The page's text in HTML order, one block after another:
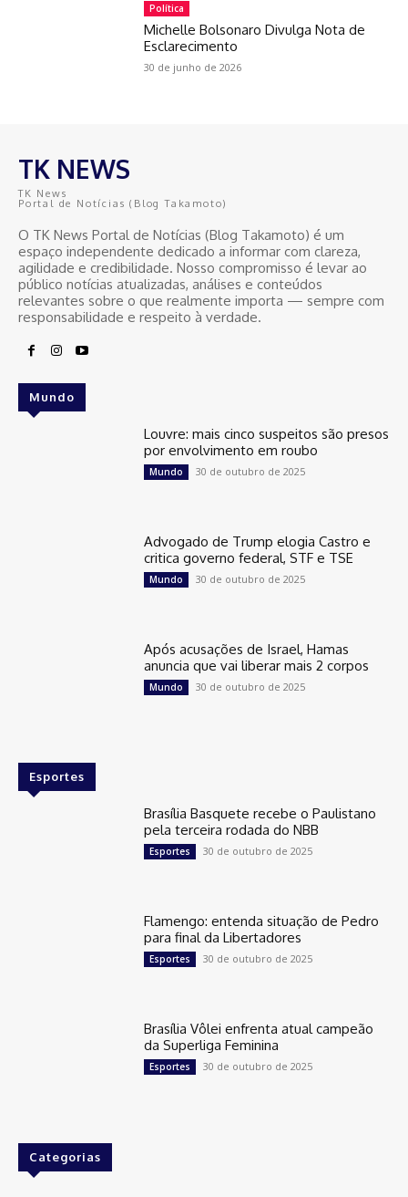
Política
Michelle Bolsonaro Divulga Nota de
Esclarecimento
30 de junho de 2026
TK NEWS
TK News
Portal de Notícias (Blog Takamoto)
O TK News Portal de Notícias (Blog Takamoto) é um
espaço independente dedicado a informar com clareza,
agilidade e credibilidade. Nosso compromisso é levar ao
público notícias atualizadas, análises e conteúdos
relevantes sobre o que realmente importa — sempre com
responsabilidade e respeito à verdade.
Mundo
Louvre: mais cinco suspeitos são presos
por envolvimento em roubo
Mundo 30 de outubro de 2025
Advogado de Trump elogia Castro e
critica governo federal, STF e TSE
Mundo 30 de outubro de 2025
Após acusações de Israel, Hamas
anuncia que vai liberar mais 2 corpos
Mundo 30 de outubro de 2025
Esportes
Brasília Basquete recebe o Paulistano
pela terceira rodada do NBB
Esportes 30 de outubro de 2025
Flamengo: entenda situação de Pedro
para final da Libertadores
Esportes 30 de outubro de 2025
Brasília Vôlei enfrenta atual campeão
da Superliga Feminina
Esportes 30 de outubro de 2025
Categorias